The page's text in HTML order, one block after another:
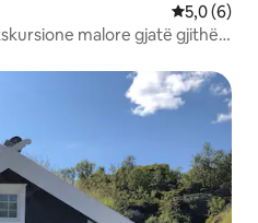
Vlerësimi
5,0 (6)
malore gjatë gjithë